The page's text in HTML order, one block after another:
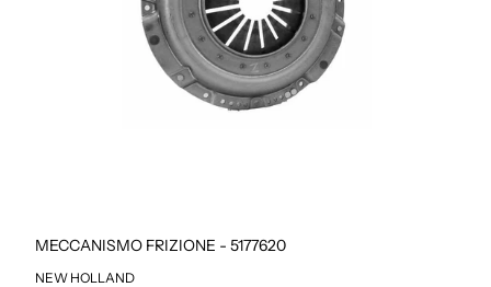
MECCANISMO FRIZIONE - 5177620
NEW HOLLAND